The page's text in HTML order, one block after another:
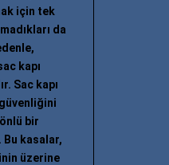
için tek
da
kapı
Sac kapı
güvenliğini
bir
kasalar,
üzerine